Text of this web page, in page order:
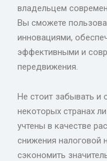
владельцем
Вы сможете
инновациями,
эффективными и
передвижения.
Не стоит забывать и
некоторых странах
учтены в качестве
снижения налоговой
сэкономить